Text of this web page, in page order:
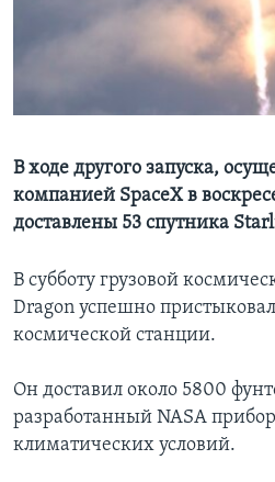
Learning English
Языки
В ходе другого запуска,
компанией SpaceX в
доставлены 53 спутника
В субботу грузовой
Dragon успешно
космической станции.
Он доставил около 5800
разработанный NASA
климатических условий.